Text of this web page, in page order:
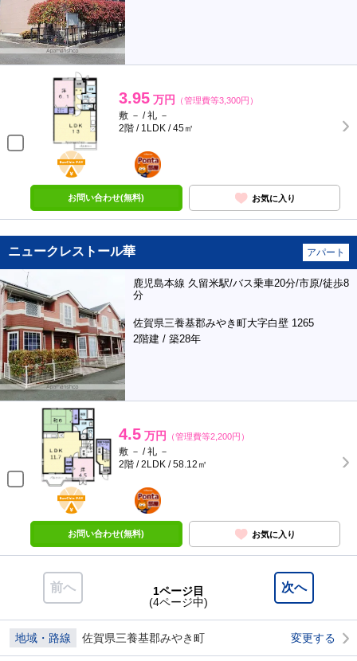
3.95 万円 （管理費等3,300円）
敷 － / 礼 －
2階 / 1LDK / 45㎡
BunChinPAY
ポンタ
部屋
お問い合わせ(無料) お気に入り
ニュークレストール華 アパート
鹿児島本線 久留米駅/バス乗車20分/市原/徒歩8
分
佐賀県三養基郡みやき町大字白壁 1265
2階建 / 築28年
4.5 万円 （管理費等2,200円）
敷 － / 礼 －
2階 / 2LDK / 58.12㎡
BunChinPAY
ポンタ
部屋
お問い合わせ(無料) お気に入り
前へ 次へ
1ページ目
(4ページ中)
地域・路線 佐賀県三養基郡みやき町 変更する